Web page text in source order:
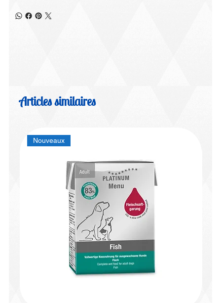
Articles similaires
Nouveaux